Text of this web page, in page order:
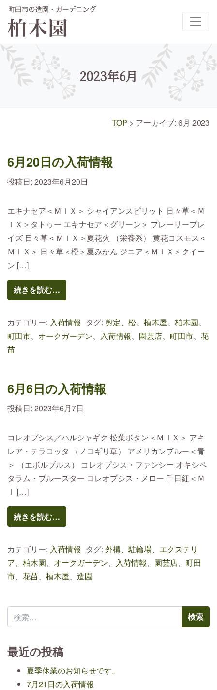
メインナビゲーション
2023年6月
TOP > アーカイブ: 6月 2023
6月20日の入荷情報
投稿日: 2023年6月20日
エキナセア＜ＭＩＸ＞ シャイアンスピリット 日々草＜Ｍ
ＩＸ＞タトゥー エキナセア＜グリーン＞ プレーリーブレ
イズ 日々草＜ＭＩＸ＞夏花火 （栄養系） 黄花コスモス＜
ＭＩＸ＞ 日々草＜橙＞夏みかん ジニア＜ＭＩＸ＞クイー
ン […]
続きを読む…
カテゴリー: 入荷情報 タグ: 剪定、松、植木屋、柏木園、
町田市、 オークガーデン、入荷情報、園芸店、町田市、花
苗
6月6日の入荷情報
投稿日: 2023年6月7日
コレオプシス／ハルシャギク 松葉ボタン＜ＭＩＸ＞ アキ
レア・テラコッタ （ノコギリ草） アメリカンブルー＜青
＞ （エボルブルス） コレオプシス・ファンシー オキシペ
タラム・ブルースター コレオプシス・メロー 千日紅＜Ｍ
Ｉ […]
続きを読む…
カテゴリー: 入荷情報 タグ: 外構、駐輪場、エクステリ
ア、柏木園、 オークガーデン、入荷情報、園芸店、町田
市、花苗、 植木屋、造園
検索:
最近の投稿
夏季休業のお知らせです。
7月21日の入荷情報